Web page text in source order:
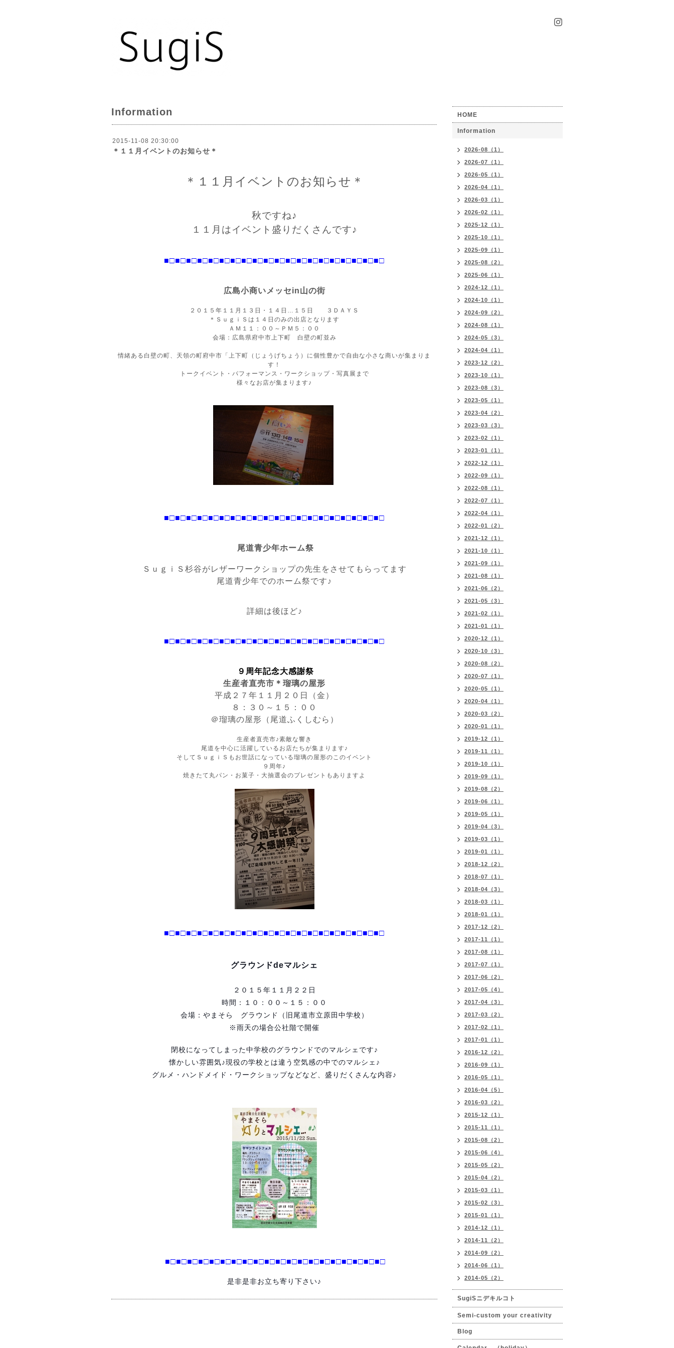
Information
2015-11-08 20:30:00
＊１１月イベントのお知らせ＊
＊１１月イベントのお知らせ＊
秋ですね♪
１１月はイベント盛りだくさんです♪
■□■□■□■□■□■□■□■□■□■□■□■□■□■□■□■□■□■□■□■□
広島小商いメッセin山の街
２０１５年１１月１３日・１４日…１５日 ３ＤＡＹＳ
＊ＳｕｇｉＳは１４日のみの出店となります
ＡＭ１１：００～ＰＭ５：００
会場：広島県府中市上下町 白壁の町並み
情緒ある白壁の町、天領の町府中市「上下町（じょうげちょう）に個性豊かで自由な小さな商いが集まりま
す！
トークイベント・パフォーマンス・ワークショップ・写真展まで
様々なお店が集まります♪
■□■□■□■□■□■□■□■□■□■□■□■□■□■□■□■□■□■□■□■□
尾道青少年ホーム祭
ＳｕｇｉＳ杉谷がレザーワークショップの先生をさせてもらってます
尾道青少年でのホーム祭です♪
詳細は後ほど♪
■□■□■□■□■□■□■□■□■□■□■□■□■□■□■□■□■□■□■□■□
９周年記念大感謝祭
生産者直売市＊瑠璃の屋形
平成２７年１１月２０日（金）
８：３０～１５：００
＠瑠璃の屋形（尾道ふくしむら）
生産者直売市♪素敵な響き
尾道を中心に活躍しているお店たちが集まります♪
そしてＳｕｇｉＳもお世話になっている瑠璃の屋形のこのイベント
９周年♪
焼きたて丸パン・お菓子・大抽選会のプレゼントもありますよ
■□■□■□■□■□■□■□■□■□■□■□■□■□■□■□■□■□■□■□■□
グラウンドdeマルシェ
２０１５年１１月２２日
時間：１０：００～１５：００
会場：やまそら グラウンド（旧尾道市立原田中学校）
※雨天の場合公社階で開催
閉校になってしまった中学校のグラウンドでのマルシェです♪
懐かしい雰囲気♪現役の学校とは違う空気感の中でのマルシェ♪
グルメ・ハンドメイド・ワークショップなどなど、盛りだくさんな内容♪
■□■□■□■□■□■□■□■□■□■□■□■□■□■□■□■□■□■□■□■□
是非是非お立ち寄り下さい♪
HOME
Information
2026-08（1）
2026-07（1）
2026-05（1）
2026-04（1）
2026-03（1）
2026-02（1）
2025-12（1）
2025-10（1）
2025-09（1）
2025-08（2）
2025-06（1）
2024-12（1）
2024-10（1）
2024-09（2）
2024-08（1）
2024-05（3）
2024-04（1）
2023-12（2）
2023-10（1）
2023-08（3）
2023-05（1）
2023-04（2）
2023-03（3）
2023-02（1）
2023-01（1）
2022-12（1）
2022-09（1）
2022-08（1）
2022-07（1）
2022-04（1）
2022-01（2）
2021-12（1）
2021-10（1）
2021-09（1）
2021-08（1）
2021-06（2）
2021-05（3）
2021-02（1）
2021-01（1）
2020-12（1）
2020-10（3）
2020-08（2）
2020-07（1）
2020-05（1）
2020-04（1）
2020-03（2）
2020-01（1）
2019-12（1）
2019-11（1）
2019-10（1）
2019-09（1）
2019-08（2）
2019-06（1）
2019-05（1）
2019-04（3）
2019-03（1）
2019-01（1）
2018-12（2）
2018-07（1）
2018-04（3）
2018-03（1）
2018-01（1）
2017-12（2）
2017-11（1）
2017-08（1）
2017-07（1）
2017-06（2）
2017-05（4）
2017-04（3）
2017-03（2）
2017-02（1）
2017-01（1）
2016-12（2）
2016-09（1）
2016-05（1）
2016-04（5）
2016-03（2）
2015-12（1）
2015-11（1）
2015-08（2）
2015-06（4）
2015-05（2）
2015-04（2）
2015-03（1）
2015-02（3）
2015-01（1）
2014-12（1）
2014-11（2）
2014-09（2）
2014-06（1）
2014-05（2）
SugiSニデキルコト
Semi-custom your creativity
Blog